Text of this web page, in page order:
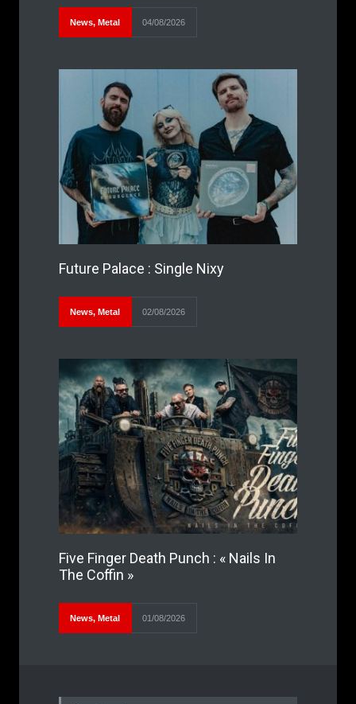
News, Metal 04/08/2026
Future Palace : Single Nixy
News, Metal 02/08/2026
Five Finger Death Punch : « Nails In
The Coffin »
News, Metal 01/08/2026